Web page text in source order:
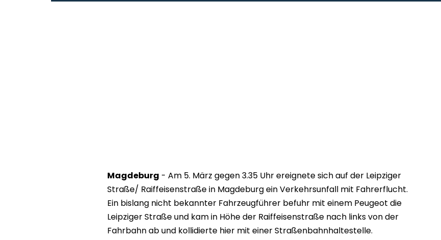
Magdeburg - Am 5. März gegen 3.35 Uhr ereignete sich auf der Leipziger
Straße/ Raiffeisenstraße in Magdeburg ein Verkehrsunfall mit Fahrerflucht.
Ein bislang nicht bekannter Fahrzeugführer befuhr mit einem Peugeot die
Leipziger Straße und kam in Höhe der Raiffeisenstraße nach links von der
Fahrbahn ab und kollidierte hier mit einer Straßenbahnhaltestelle.